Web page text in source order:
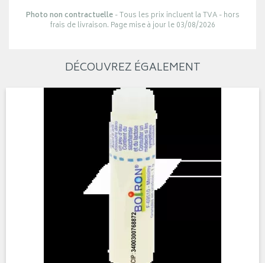
Photo non contractuelle- Tous les prix incluent la TVA - hors
frais de livraison. Page mise à jour le 03/08/2026
DÉCOUVREZ ÉGALEMENT